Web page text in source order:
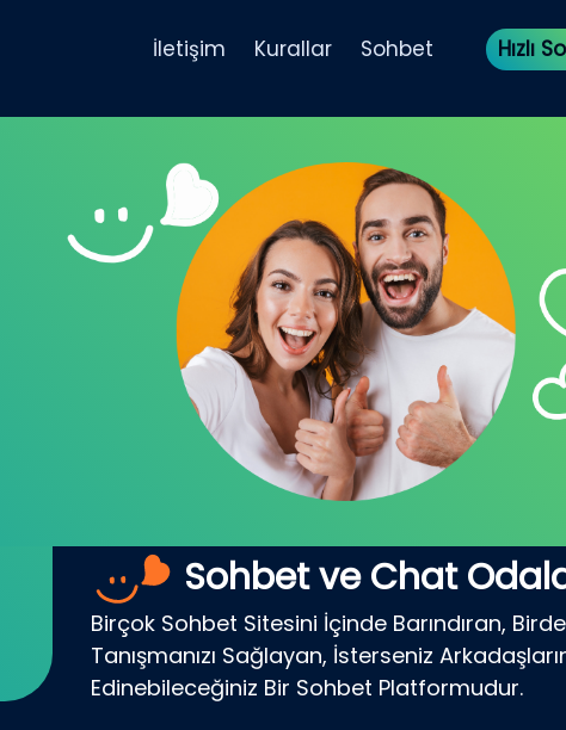
İletişim Kurallar Sohbet Hızlı
Sohbet ve Chat
Birçok Sohbet Sitesini İçinde Barındıran,
Tanışmanızı Sağlayan, İsterseniz
Edinebileceğiniz Bir Sohbet Platformudur.